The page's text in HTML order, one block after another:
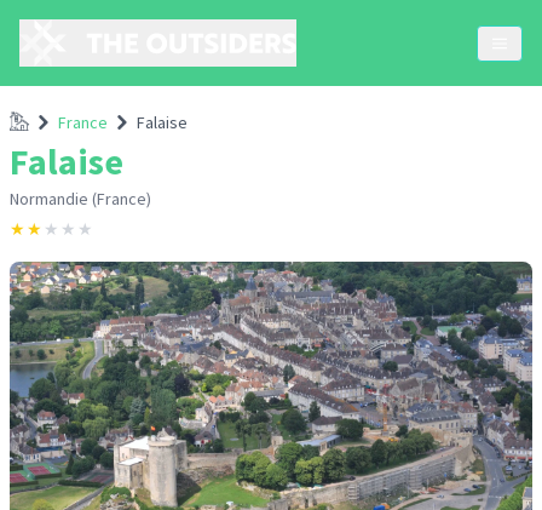
Accueil
France Falaise
Falaise
Normandie (France)
★★ ★ ★ ★